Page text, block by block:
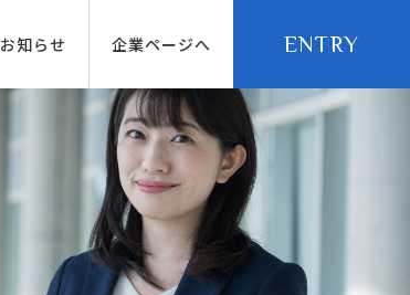
お知らせ 企業ページへ ENTRY